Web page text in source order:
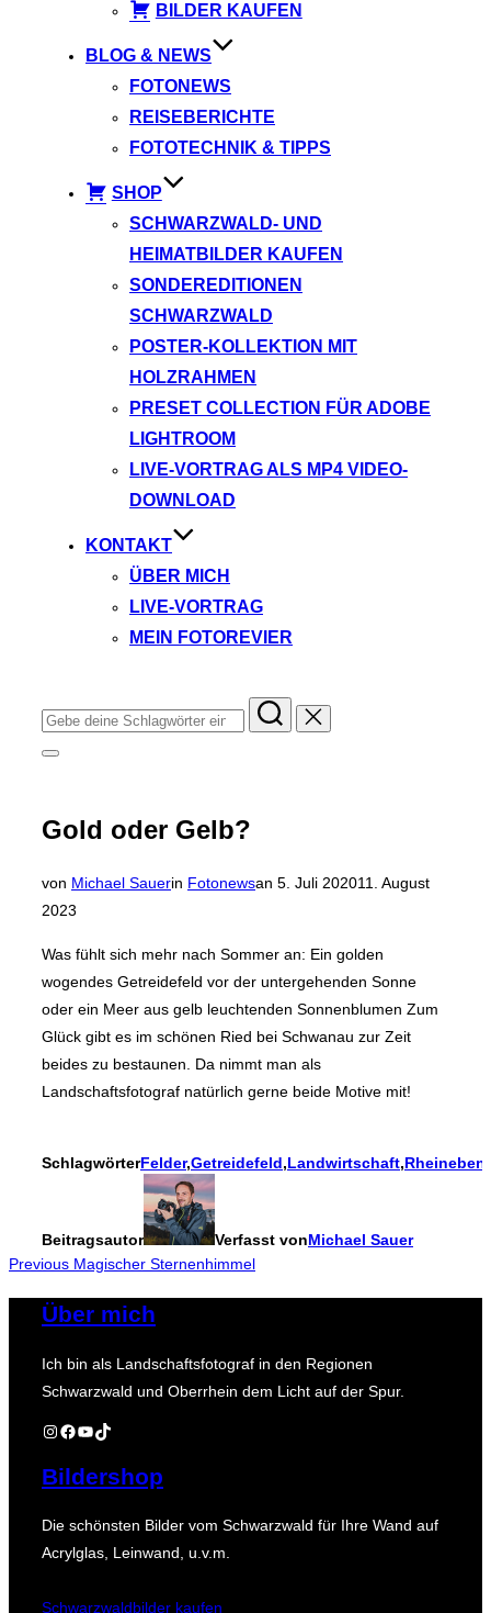
BILDER KAUFEN
BLOG & NEWS
FOTONEWS
REISEBERICHTE
FOTOTECHNIK & TIPPS
SHOP
SCHWARZWALD- UND
HEIMATBILDER KAUFEN
SONDEREDITIONEN
SCHWARZWALD
POSTER-KOLLEKTION MIT
HOLZRAHMEN
PRESET COLLECTION FÜR ADOBE
LIGHTROOM
LIVE-VORTRAG ALS MP4 VIDEO-
DOWNLOAD
KONTAKT
ÜBER MICH
LIVE-VORTRAG
MEIN FOTOREVIER
Suchen
nach:
Seitenleiste
Gold oder Gelb?
von Michael Sauerin Fotonewsan Veröffentlicht
5. Juli 202011. August
2023
Was fühlt sich mehr nach Sommer an: Ein golden
wogendes Getreidefeld vor der untergehenden Sonne
oder ein Meer aus gelb leuchtenden Sonnenblumen Zum
Glück gibt es im schönen Ried bei Schwanau zur Zeit
beides zu bestaunen. Da nimmt man als
Landschaftsfotograf natürlich gerne beide Motive mit!
SchlagwörterFelder,Getreidefeld,Landwirtschaft,
Beitragsautor Verfasst vonMichael Sauer
Beitragsnavigation
Previous
Previous Magischer Sternenhimmel
Über mich
Ich bin als Landschaftsfotograf in den Regionen
Schwarzwald und Oberrhein dem Licht auf der Spur.
Instagram
Facebook
YouTube
TikTok
Bildershop
Die schönsten Bilder vom Schwarzwald für Ihre Wand auf
Acrylglas, Leinwand, u.v.m.
Schwarzwaldbilder kaufen